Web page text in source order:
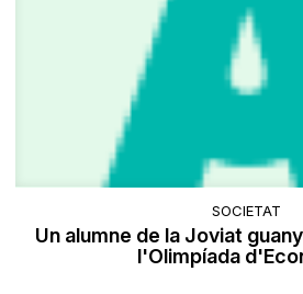
SOCIETAT
Un alumne de la Joviat
l'Olimpíada